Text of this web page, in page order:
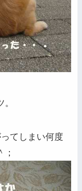
てしまい何度